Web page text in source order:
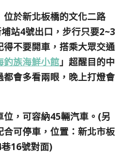
位於新北板橋的文化二路
站4號出口，步行只要2~3
不要開車，搭乘大眾交通
釣族海鮮小館 」超醒目的中
都會多看兩眼，晚上打燈會
，可容納45輛汽車。(另
可停車，位置：新北市板
16號對面)